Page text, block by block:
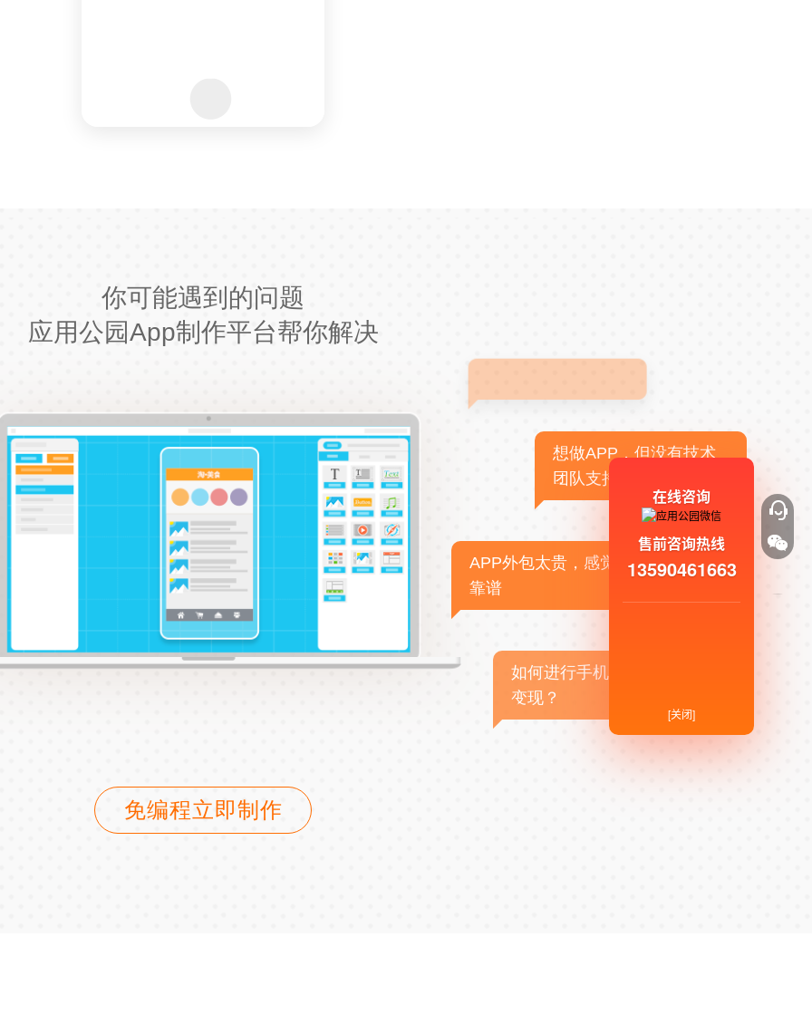
你可能遇到的问题
应用公园App制作平台帮你解决
想做APP，但没有技术
团队支持
APP外包太贵，感觉不
靠谱
如何进行手机APP商业
变现？
免编程立即制作
在线咨询
售前咨询热线
13590461663
[关闭]